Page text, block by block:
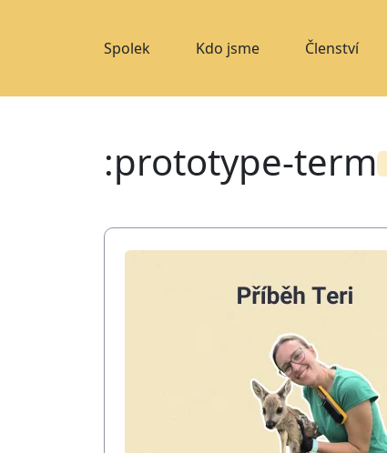
Spolek Kdo jsme Členství
:prototype-term